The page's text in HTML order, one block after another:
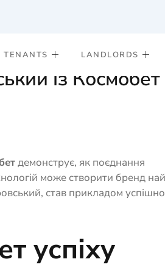
TENANTS LANDLORDS
із Космобет
демонструє, як поєднання
може створити бренд
став прикладом
успіху